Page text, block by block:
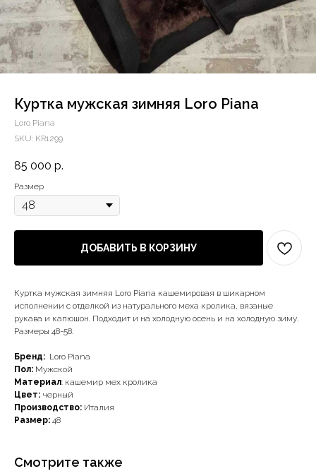
Куртка мужская зимняя Loro Piana
Loro Piana
SKU: KR1299
85 000 р.
Размер
ДОБАВИТЬ В КОРЗИНУ
Куртка мужская зимняя Loro Piana кашемировая в шикарном
исполнении с отделкой из натурального меха кролика, вязаные
рукава и капюшон. Подходит и на холодную осень и на холодную зиму.
Размеры 48-58.
Бренд: Loro Piana
Пол: Мужской
Материал: кашемир мех кролика
Цвет: черный
Производство: Италия
Размер: 48
Смотрите также